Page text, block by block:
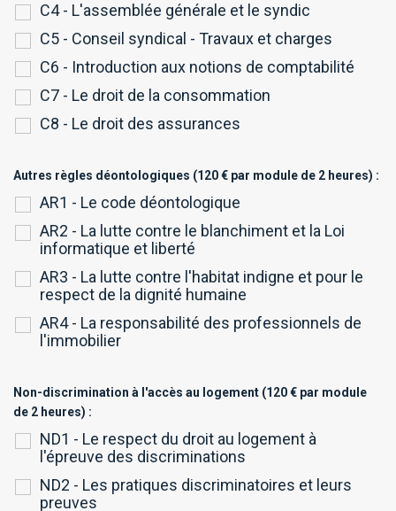
C4 - L'assemblée générale et le syndic
C5 - Conseil syndical - Travaux et charges
C6 - Introduction aux notions de comptabilité
C7 - Le droit de la consommation
C8 - Le droit des assurances
Autres règles déontologiques (120 € par module de 2 heures) :
AR1 - Le code déontologique
AR2 - La lutte contre le blanchiment et la Loi
informatique et liberté
AR3 - La lutte contre l'habitat indigne et pour le
respect de la dignité humaine
AR4 - La responsabilité des professionnels de
l'immobilier
Non-discrimination à l'accès au logement (120 € par module
de 2 heures) :
ND1 - Le respect du droit au logement à
l'épreuve des discriminations
ND2 - Les pratiques discriminatoires et leurs
preuves